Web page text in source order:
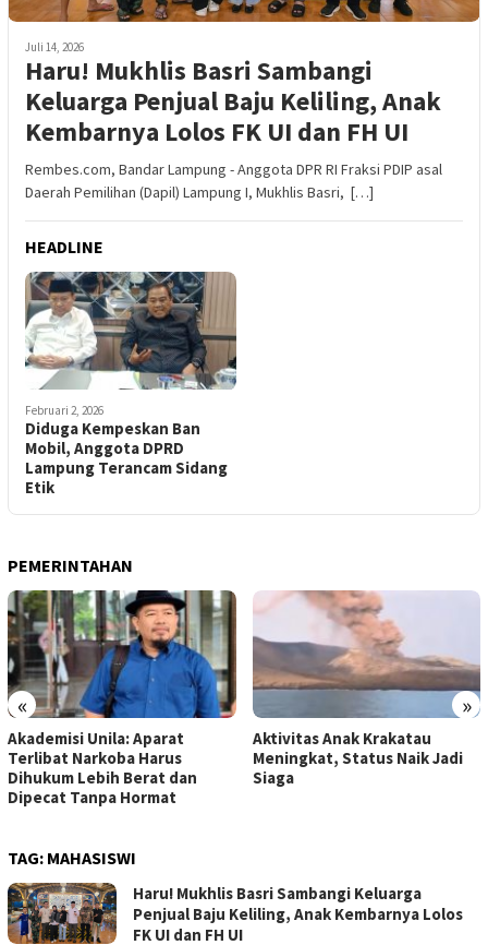
Juli 14, 2026
Haru! Mukhlis Basri Sambangi
Keluarga Penjual Baju Keliling, Anak
Kembarnya Lolos FK UI dan FH UI
Rembes.com, Bandar Lampung - Anggota DPR RI Fraksi PDIP asal
Daerah Pemilihan (Dapil) Lampung I, Mukhlis Basri, […]
HEADLINE
Februari 2, 2026
Diduga Kempeskan Ban
Mobil, Anggota DPRD
Lampung Terancam Sidang
Etik
PEMERINTAHAN
« »
Akademisi Unila: Aparat
Terlibat Narkoba Harus
Dihukum Lebih Berat dan
Dipecat Tanpa Hormat
Aktivitas Anak Krakatau
Meningkat, Status Naik Jadi
Siaga
TAG: MAHASISWI
Haru! Mukhlis Basri Sambangi Keluarga
Penjual Baju Keliling, Anak Kembarnya Lolos
FK UI dan FH UI